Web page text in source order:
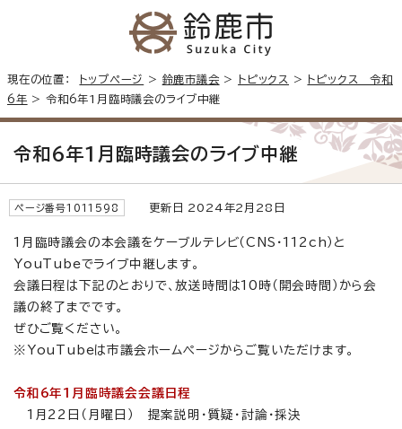
現在の位置： トップページ > 鈴鹿市議会 > トピックス >
トピックス 令和
6年 > 令和6年1月臨時議会のライブ中継
令和6年1月臨時議会のライブ中継
ページ番号1011598 更新日 2024年2月28日
1月臨時議会の本会議をケーブルテレビ（CNS・112ch）と
YouTubeでライブ中継します。
会議日程は下記のとおりで、放送時間は10時（開会時間）から会
議の終了までです。
ぜひご覧ください。
※YouTubeは市議会ホームページからご覧いただけます。
令和6年1月臨時議会会議日程
1月22日（月曜日） 提案説明・質疑・討論・採決